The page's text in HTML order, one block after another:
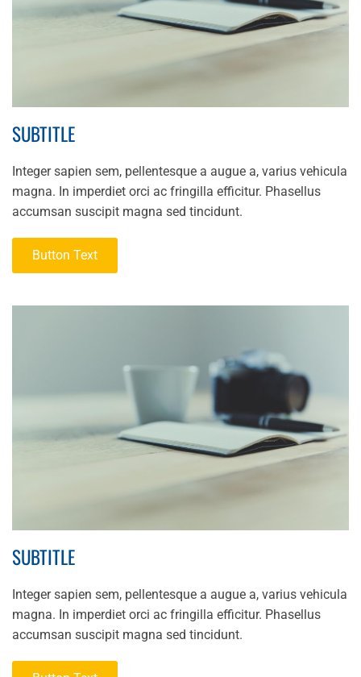
SUBTITLE
Integer sapien sem, pellentesque a augue a, varius vehicula
magna. In imperdiet orci ac fringilla efficitur. Phasellus
accumsan suscipit magna sed tincidunt.
Button Text
SUBTITLE
Integer sapien sem, pellentesque a augue a, varius vehicula
magna. In imperdiet orci ac fringilla efficitur. Phasellus
accumsan suscipit magna sed tincidunt.